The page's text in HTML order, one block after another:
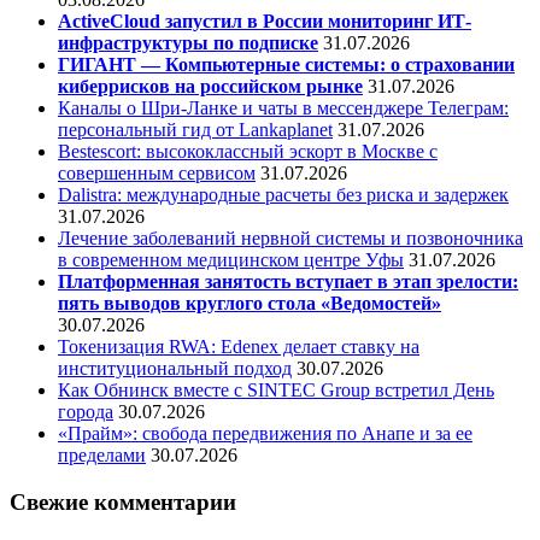
ActiveCloud запустил в России мониторинг ИТ-
инфраструктуры по подписке 31.07.2026
ГИГАНТ — Компьютерные системы: о страховании
киберрисков на российском рынке 31.07.2026
Каналы о Шри-Ланке и чаты в мессенджере Телеграм:
персональный гид от Lankaplanet 31.07.2026
Bestescort: высококлассный эскорт в Москве с
совершенным сервисом 31.07.2026
Dalistra: международные расчеты без риска и задержек
31.07.2026
Лечение заболеваний нервной системы и позвоночника
в современном медицинском центре Уфы 31.07.2026
Платформенная занятость вступает в этап зрелости:
пять выводов круглого стола «Ведомостей»
30.07.2026
Токенизация RWA: Edenex делает ставку на
институциональный подход 30.07.2026
Как Обнинск вместе с SINTEC Group встретил День
города 30.07.2026
«Прайм»: свобода передвижения по Анапе и за ее
пределами 30.07.2026
Свежие комментарии